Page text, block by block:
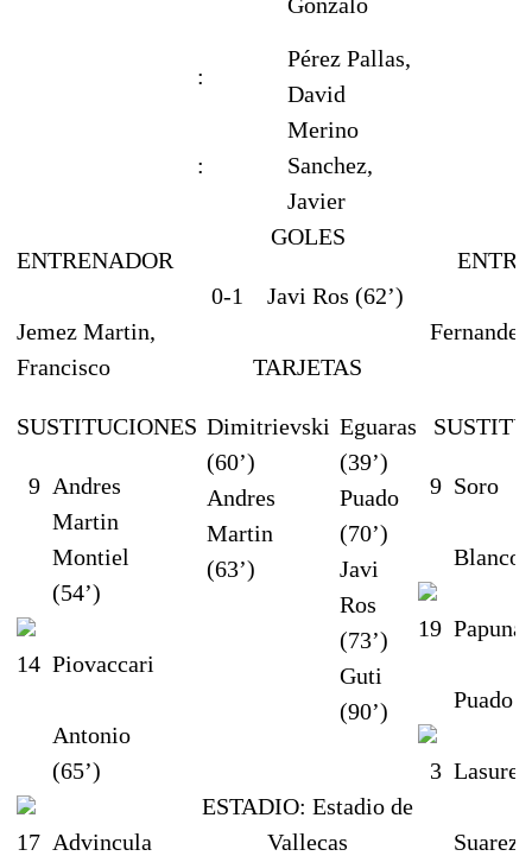
:
Pérez Pallas,
David
:
Merino
Sanchez,
Javier
ENTRENADOR
Jemez Martin,
Francisco
SUSTITUCIONES
9 Andres
Martin
Montiel
(54’)
14 Piovaccari
Antonio
(65’)
17 Advincula
GOLES
0-1 Javi Ros (62’)
TARJETAS
Dimitrievski
(60’)
Andres
Martin
(63’)
Eguaras
(39’)
Puado
(70’)
Javi
Ros
(73’)
Guti
(90’)
ESTADIO: Estadio de
Vallecas
9 Soro
Blanco
19
Puado
3 Lasure
Suarez